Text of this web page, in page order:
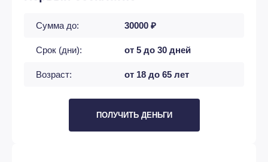
Сумма до: 30000 ₽
Срок (дни): от 5 до 30 дней
Возраст: от 18 до 65 лет
ПОЛУЧИТЬ ДЕНЬГИ